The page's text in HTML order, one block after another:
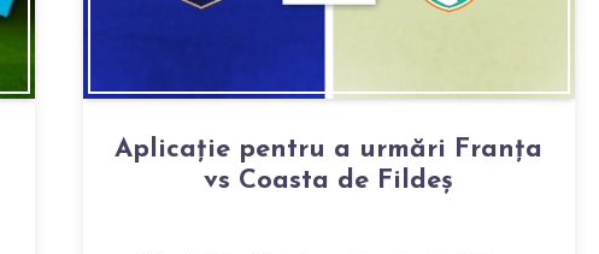
Aplicație pentru a urmări Franța
vs Coasta de Fildeș